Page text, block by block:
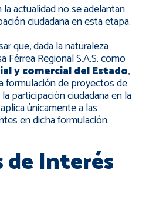
la actualidad no se adelantan
ciudadana en esta etapa.
que, dada la naturaleza
Férrea Regional S.A.S. como
y comercial del Estado,
formulación de proyectos de
participación ciudadana en la
únicamente a las
en dicha formulación.
de Interés